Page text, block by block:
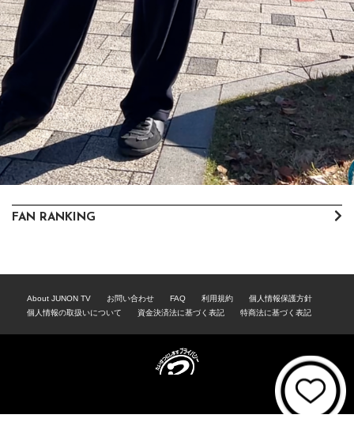
FAN RANKING
About JUNON TV お問い合わせ FAQ 利用規約
個人情報保護方針
個人情報の取扱いについて
資金決済法に基づく表記 特商法に基づく表記
© 2021 JUNON TV. All Rights Reserved.